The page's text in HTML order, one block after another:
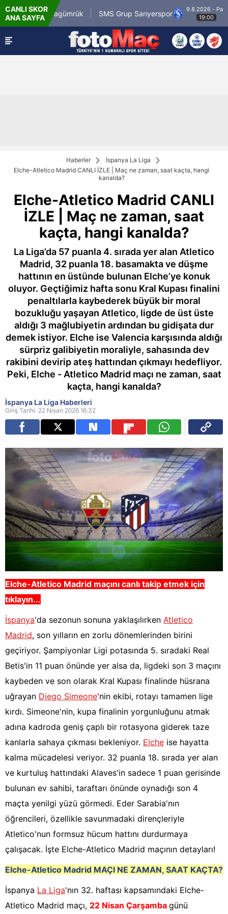
CANLI SKOR
ANA SAYFA
Karagümrük SMS Grup Sarıyerspor
9.8.2026 - Paz
19:00
Haberler
İspanya La Liga
Elche-Atletico Madrid CANLI İZLE | Maç ne zaman, saat kaçta, hangi
kanalda?
Elche-Atletico Madrid CANLI
İZLE | Maç ne zaman, saat
kaçta, hangi kanalda?
La Liga’da 57 puanla 4. sırada yer alan Atletico
Madrid, 32 puanla 18. basamakta ve düşme
hattının en üstünde bulunan Elche’ye konuk
oluyor. Geçtiğimiz hafta sonu Kral Kupası finalini
penaltılarla kaybederek büyük bir moral
bozukluğu yaşayan Atletico, ligde de üst üste
aldığı 3 mağlubiyetin ardından bu gidişata dur
demek istiyor. Elche ise Valencia karşısında aldığı
sürpriz galibiyetin moraliyle, sahasında dev
rakibini devirip ateş hattından çıkmayı hedefliyor.
Peki, Elche - Atletico Madrid maçı ne zaman, saat
kaçta, hangi kanalda?
İspanya La Liga Haberleri
Giriş Tarihi: 22 Nisan 2026 16:32
Elche-Atletico Madrid maçını canlı takip etmek için
tıklayın...
İspanya'da sezonun sonuna yaklaşılırken Atletico
Madrid, son yılların en zorlu dönemlerinden birini
geçiriyor. Şampiyonlar Ligi potasında 5. sıradaki Real
Betis'in 11 puan önünde yer alsa da, ligdeki son 3 maçını
kaybeden ve son olarak Kral Kupası finalinde hüsrana
uğrayan Diego Simeone'nin ekibi, rotayı tamamen lige
kırdı. Simeone'nin, kupa finalinin yorgunluğunu atmak
adına kadroda geniş çaplı bir rotasyona giderek taze
kanlarla sahaya çıkması bekleniyor. Elche ise hayatta
kalma mücadelesi veriyor. 32 puanla 18. sırada yer alan
ve kurtuluş hattındaki Alaves'in sadece 1 puan gerisinde
bulunan ev sahibi, taraftarı önünde oynadığı son 4
maçta yenilgi yüzü görmedi. Eder Sarabia'nın
öğrencileri, özellikle savunmadaki dirençleriyle
Atletico'nun formsuz hücum hattını durdurmaya
çalışacak. İşte Elche-Atletico Madrid maçının detayları!
Elche-Atletico Madrid MAÇI NE ZAMAN, SAAT KAÇTA?
İspanya La Liga'nın 32. haftası kapsamındaki Elche-
Atletico Madrid maçı, 22 Nisan Çarşamba günü